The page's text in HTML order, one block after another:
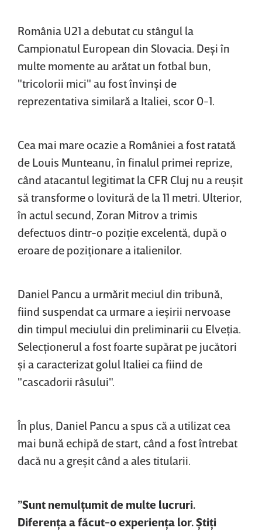
România U21 a debutat cu stângul la
Campionatul European din Slovacia. Deşi în
multe momente au arătat un fotbal bun,
"tricolorii mici" au fost învinşi de
reprezentativa similară a Italiei, scor 0-1.
Cea mai mare ocazie a României a fost ratată
de Louis Munteanu, în finalul primei reprize,
când atacantul legitimat la CFR Cluj nu a reuşit
să transforme o lovitură de la 11 metri. Ulterior,
în actul secund, Zoran Mitrov a trimis
defectuos dintr-o poziţie excelentă, după o
eroare de poziţionare a italienilor.
Daniel Pancu a urmărit meciul din tribună,
fiind suspendat ca urmare a ieşirii nervoase
din timpul meciului din preliminarii cu Elveţia.
Selecţionerul a fost foarte supărat pe jucători
şi a caracterizat golul Italiei ca fiind de
"cascadorii râsului".
În plus, Daniel Pancu a spus că a utilizat cea
mai bună echipă de start, când a fost întrebat
dacă nu a greşit când a ales titularii.
”Sunt nemulţumit de multe lucruri.
Diferenţa a făcut-o experienţa lor. Ştiţi